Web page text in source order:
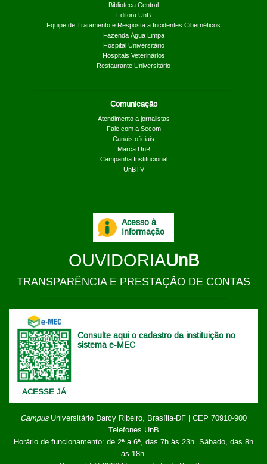
Biblioteca Central
Editora UnB
Equipe de Tratamento e Resposta a Incidentes Cibernéticos
Fazenda Água Limpa
Hospital Universitário
Hospitais Veterinários
Restaurante Universitário
Comunicação
Atendimento a jornalistas
Fale com a Secom
Canais oficiais
Marca UnB
Campanha Institucional
UnBTV
ACESSE JÁ
Consulte aqui o cadastro da instituição no
sistema e-MEC
CampusUniversitário Darcy Ribeiro, Brasília-DF | CEP 70910-900
Telefones UnB
Horário de funcionamento: de 2ª a 6ª, das 7h às 23h. Sábado, das 8h
às 18h.
Acesso à
Informação
OUVIDORIAUnB
TRANSPARÊNCIA E PRESTAÇÃO DE CONTAS